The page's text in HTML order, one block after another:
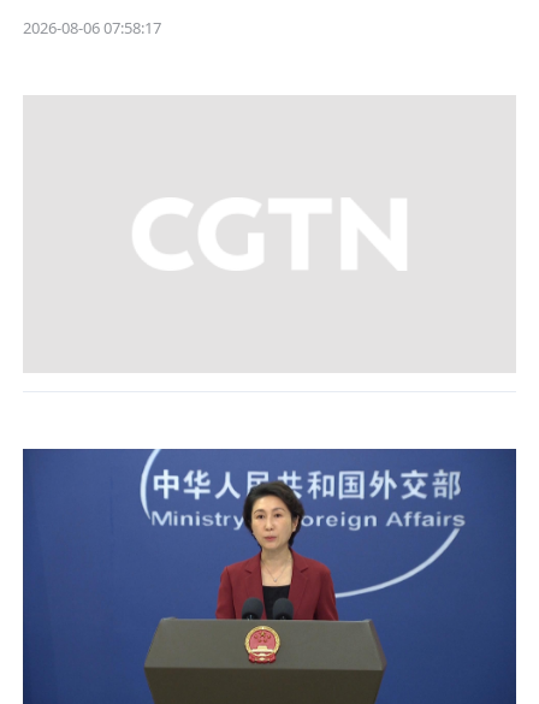
2026-08-06 07:58:17